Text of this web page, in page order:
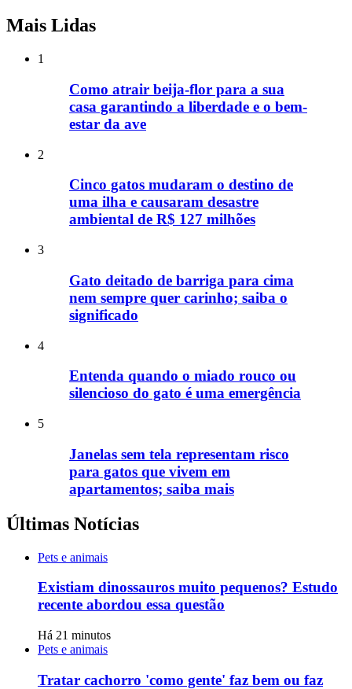
Mais Lidas
1
Como atrair beija-flor para a sua
casa garantindo a liberdade e o bem-
estar da ave
2
Cinco gatos mudaram o destino de
uma ilha e causaram desastre
ambiental de R$ 127 milhões
3
Gato deitado de barriga para cima
nem sempre quer carinho; saiba o
significado
4
Entenda quando o miado rouco ou
silencioso do gato é uma emergência
5
Janelas sem tela representam risco
para gatos que vivem em
apartamentos; saiba mais
Últimas Notícias
Pets e animais
Existiam dinossauros muito pequenos? Estudo
recente abordou essa questão
Há 21 minutos
Pets e animais
Tratar cachorro 'como gente' faz bem ou faz